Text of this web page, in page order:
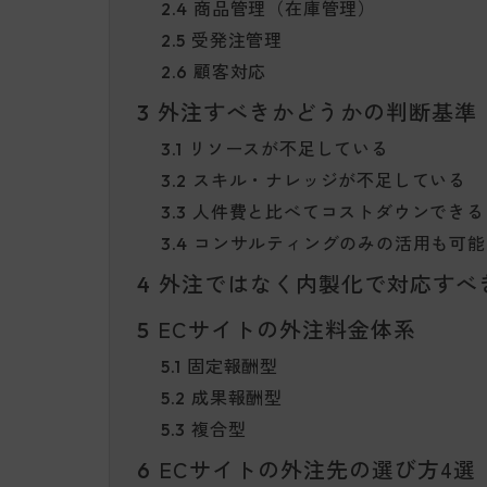
2.4 商品管理（在庫管理）
2.5 受発注管理
2.6 顧客対応
3 外注すべきかどうかの判断基準
3.1 リソースが不足している
3.2 スキル・ナレッジが不足している
3.3 人件費と比べてコストダウンできる
3.4 コンサルティングのみの活用も可能
4 外注ではなく内製化で対応すべ
5 ECサイトの外注料金体系
5.1 固定報酬型
5.2 成果報酬型
5.3 複合型
6 ECサイトの外注先の選び方4選